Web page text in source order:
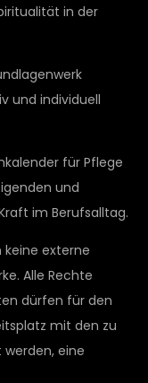
in der
und individuell
für Pflege
und
im Berufsalltag.
keine externe
Alle Rechte
dürfen für den
mit den zu
eine